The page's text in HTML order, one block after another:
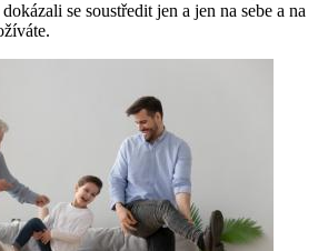
se soustředit jen a jen na sebe a na